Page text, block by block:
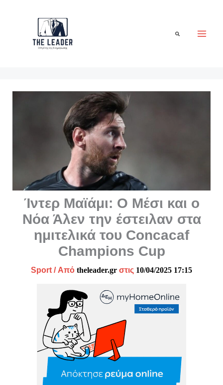
Αναζήτηση
Ίντερ Μαϊάμι: Ο Μέσι και ο
Νόα Άλεν την έστειλαν στα
ημιτελικά του Concacaf
Champions Cup
Sport / Από theleader.gr στις 10/04/2025 17:15